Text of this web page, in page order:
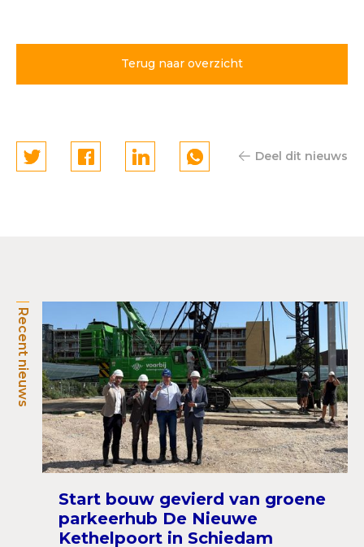
schiet de grond uit
Terug naar overzicht
Deel dit nieuws
Recent nieuws
Start bouw gevierd van groene
parkeerhub De Nieuwe
Kethelpoort in Schiedam